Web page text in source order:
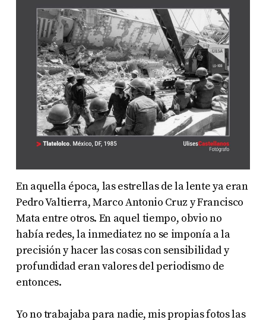
En aquella época, las estrellas de la lente ya eran
Pedro Valtierra, Marco Antonio Cruz y Francisco
Mata entre otros. En aquel tiempo, obvio no
había redes, la inmediatez no se imponía a la
precisión y hacer las cosas con sensibilidad y
profundidad eran valores del periodismo de
entonces.
Yo no trabajaba para nadie, mis propias fotos las